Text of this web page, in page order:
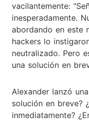
vacilantemente:
inesperadamente.
abordando en este
hackers lo
neutralizado. Pero
una solución en
Alexander lanzó
solución en breve?
inmediatamente?